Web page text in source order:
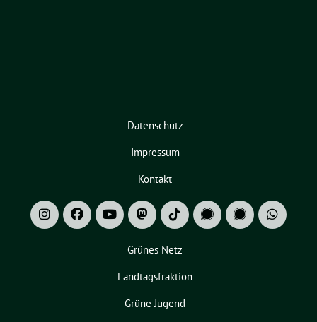
Datenschutz
Impressum
Kontakt
Grünes Netz
Landtagsfraktion
Grüne Jugend